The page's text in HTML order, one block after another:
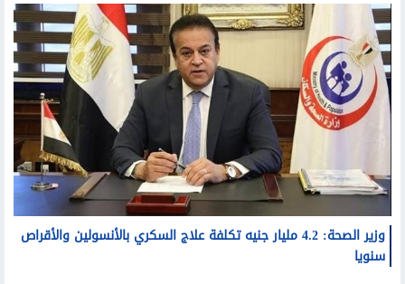
وزير الصحة: 4.2 مليار جنيه تكلفة علاج السكري بالأنسولين والأقراص
سنويا